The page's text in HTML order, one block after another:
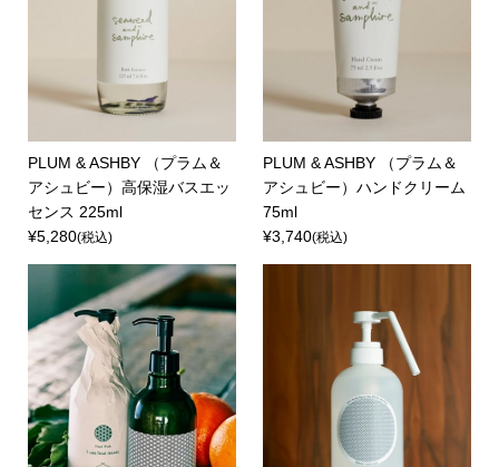
PLUM & ASHBY （プラム＆
アシュビー）高保湿バスエッ
センス 225ml
¥5,280(税込)
PLUM & ASHBY （プラム＆
アシュビー）ハンドクリーム
75ml
¥3,740(税込)